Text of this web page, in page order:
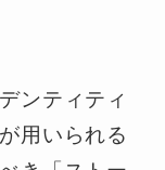
ンティティ
用いられる